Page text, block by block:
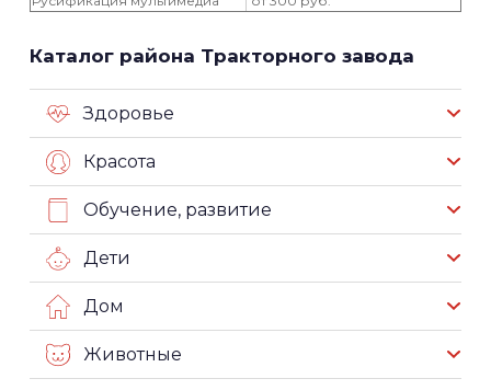
Каталог района Тракторного завода
Здоровье
Красота
Обучение, развитие
Дети
Дом
Животные